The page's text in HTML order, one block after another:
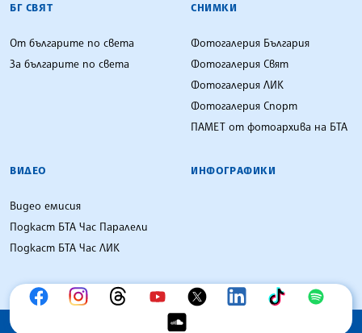
БГ СВЯТ
От българите по света
За българите по света
СНИМКИ
Фотогалерия България
Фотогалерия Свят
Фотогалерия ЛИК
Фотогалерия Спорт
ПАМЕТ от фотоархива на БТА
ВИДЕО
Видео емисия
Подкаст БТА Час Паралели
Подкаст БТА Час ЛИК
ИНФОГРАФИКИ